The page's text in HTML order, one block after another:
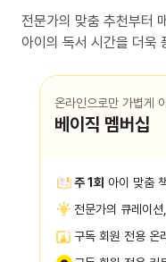
전문가의 맞춤 추천부터
아이의 독서 시간을 더욱
온라인으로만 가볍게
베이직 멤버십
주 1회 아이 맞춤
전문가의 큐레이
구독 회원 전용 온